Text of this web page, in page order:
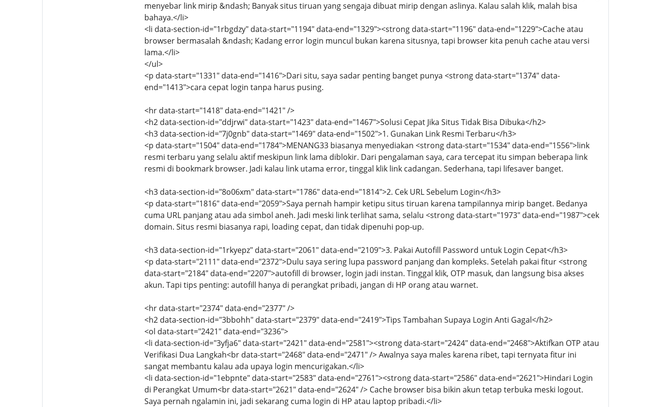
menyebar link mirip &ndash; Banyak situs tiruan yang sengaja dibuat mirip dengan aslinya. Kalau salah klik, malah bisa
bahaya.</li>
<li data-section-id="1rbgdzy" data-start="1194" data-end="1329"><strong data-start="1196" data-end="1229">Cache atau
browser bermasalah &ndash; Kadang error login muncul bukan karena situsnya, tapi browser kita penuh cache atau versi
lama.</li>
</ul>
<p data-start="1331" data-end="1416">Dari situ, saya sadar penting banget punya <strong data-start="1374" data-
end="1413">cara cepat login tanpa harus pusing.
<hr data-start="1418" data-end="1421" />
<h2 data-section-id="ddjrwi" data-start="1423" data-end="1467">Solusi Cepat Jika Situs Tidak Bisa Dibuka</h2>
<h3 data-section-id="7j0gnb" data-start="1469" data-end="1502">1. Gunakan Link Resmi Terbaru</h3>
<p data-start="1504" data-end="1784">MENANG33 biasanya menyediakan <strong data-start="1534" data-end="1556">link
resmi terbaru yang selalu aktif meskipun link lama diblokir. Dari pengalaman saya, cara tercepat itu simpan beberapa link
resmi di bookmark browser. Jadi kalau link utama error, tinggal klik link cadangan. Sederhana, tapi lifesaver banget.
<h3 data-section-id="8o06xm" data-start="1786" data-end="1814">2. Cek URL Sebelum Login</h3>
<p data-start="1816" data-end="2059">Saya pernah hampir ketipu situs tiruan karena tampilannya mirip banget. Bedanya
cuma URL panjang atau ada simbol aneh. Jadi meski link terlihat sama, selalu <strong data-start="1973" data-end="1987">cek
domain. Situs resmi biasanya rapi, loading cepat, dan tidak dipenuhi pop-up.
<h3 data-section-id="1rkyepz" data-start="2061" data-end="2109">3. Pakai Autofill Password untuk Login Cepat</h3>
<p data-start="2111" data-end="2372">Dulu saya sering lupa password panjang dan kompleks. Setelah pakai fitur <strong
data-start="2184" data-end="2207">autofill di browser, login jadi instan. Tinggal klik, OTP masuk, dan langsung bisa akses
akun. Tapi tips penting: autofill hanya di perangkat pribadi, jangan di HP orang atau warnet.
<hr data-start="2374" data-end="2377" />
<h2 data-section-id="3bbohh" data-start="2379" data-end="2419">Tips Tambahan Supaya Login Anti Gagal</h2>
<ol data-start="2421" data-end="3236">
<li data-section-id="3yfja6" data-start="2421" data-end="2581"><strong data-start="2424" data-end="2468">Aktifkan OTP atau
Verifikasi Dua Langkah<br data-start="2468" data-end="2471" /> Awalnya saya males karena ribet, tapi ternyata fitur ini
sangat membantu kalau ada upaya login mencurigakan.</li>
<li data-section-id="1ebpnte" data-start="2583" data-end="2761"><strong data-start="2586" data-end="2621">Hindari Login
di Perangkat Umum<br data-start="2621" data-end="2624" /> Cache browser bisa bikin akun tetap terbuka meski logout.
Saya pernah ngalamin ini, jadi sekarang cuma login di HP atau laptop pribadi.</li>